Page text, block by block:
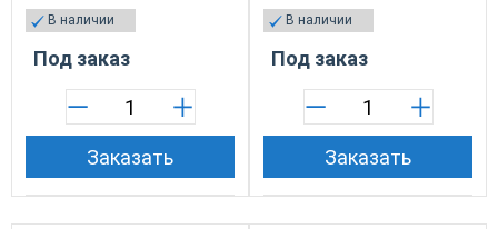
В наличии
Под заказ
Заказать
В наличии
Под заказ
Заказать